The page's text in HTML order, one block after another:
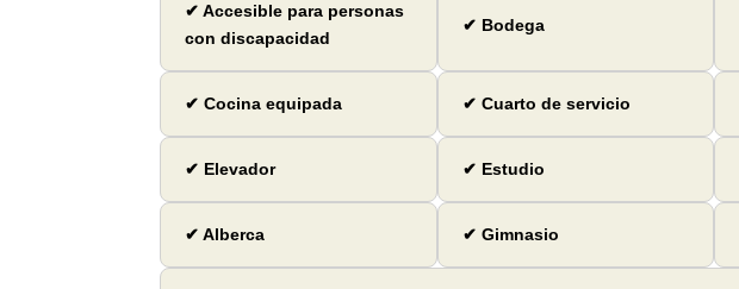
✔ Accesible para personas
con discapacidad
✔ Bodega
✔ Cocina equipada ✔ Cuarto de servicio
✔ Elevador ✔ Estudio
✔ Alberca ✔ Gimnasio